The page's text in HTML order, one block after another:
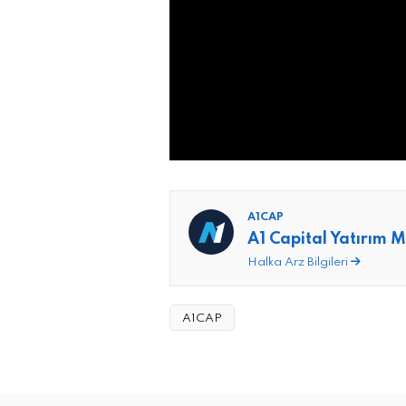
A1CAP
A1 Capital Yatırım
Halka Arz Bilgileri
A1CAP